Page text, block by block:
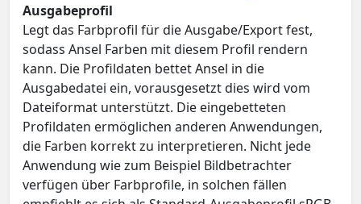
Ausgabeprofil
Legt das Farbprofil für die Ausgabe/Export fest,
sodass Ansel Farben mit diesem Profil rendern
kann. Die Profildaten bettet Ansel in die
Ausgabedatei ein, vorausgesetzt dies wird vom
Dateiformat unterstützt. Die eingebetteten
Profildaten ermöglichen anderen Anwendungen,
die Farben korrekt zu interpretieren. Nicht jede
Anwendung wie zum Beispiel Bildbetrachter
verfügen über Farbprofile, in solchen fällen